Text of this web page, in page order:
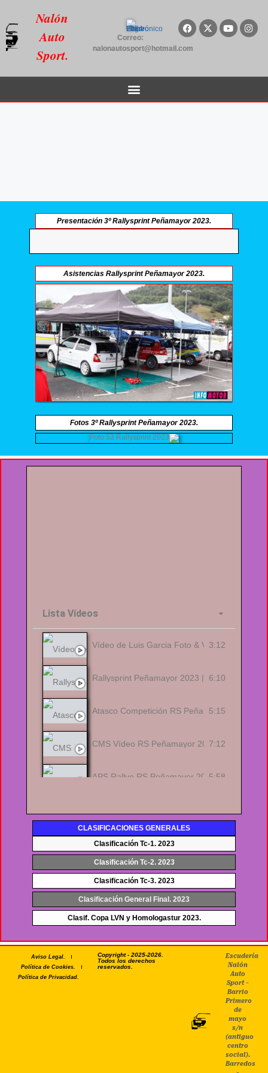
Nalón
Auto
Sport.
Correo:
nalonautosport@hotmail.com
Presentación 3º Rallysprint Peñamayor 2023.
Asistencias Rallysprint Peñamayor 2023.
Fotos 3º Rallysprint Peñamayor 2023.
Lista Vídeos
Vídeo de Luis Garcia Foto & Video
3:12
Rallysprint Peñamayor 2023 | BIG ATTACK &
6:10
Atasco Competición RS Peñamayor 2023
5:15
CMS Vídeo RS Peñamayor 20237:12
APS Rallye RS Peñamayor 20235:58
CLASIFICACIONES GENERALES
Clasificación Tc-1. 2023
Clasificación Tc-2. 2023
Clasificación Tc-3. 2023
Clasificación General Final. 2023
Clasif. Copa LVN y Homologastur 2023.
Aviso Legal.
Política de Cookies.
Política de Privacidad.
Copyright - 2025-2026.
Todos los derechos
reservados.
Escudería
Nalón
Auto
Sport -
Barrio
Primero
de
mayo
s/n
(antiguo
centro
social).
Barredos